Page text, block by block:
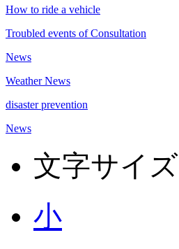
How to ride a vehicle
Troubled events of Consultation
News
Weather News
disaster prevention
News
文字サイズ
小